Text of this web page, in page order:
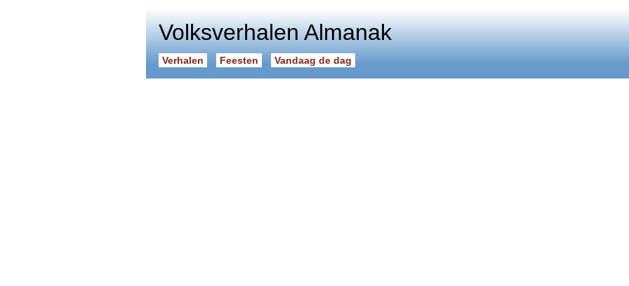
Volksverhalen Almanak
Verhalen Feesten Vandaag de dag